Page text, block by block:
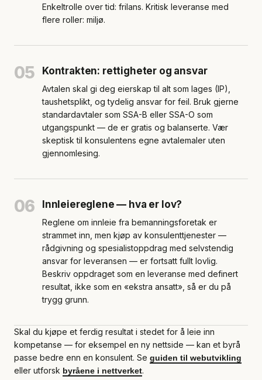
Enkeltrolle over tid: frilans. Kritisk leveranse med
flere roller: miljø.
05 Kontrakten: rettigheter og ansvar
Avtalen skal gi deg eierskap til alt som lages (IP),
taushetsplikt, og tydelig ansvar for feil. Bruk gjerne
standardavtaler som SSA-B eller SSA-O som
utgangspunkt — de er gratis og balanserte. Vær
skeptisk til konsulentens egne avtalemaler uten
gjennomlesing.
06 Innleiereglene — hva er lov?
Reglene om innleie fra bemanningsforetak er
strammet inn, men kjøp av konsulenttjenester —
rådgivning og spesialistoppdrag med selvstendig
ansvar for leveransen — er fortsatt fullt lovlig.
Beskriv oppdraget som en leveranse med definert
resultat, ikke som en «ekstra ansatt», så er du på
trygg grunn.
Skal du kjøpe et ferdig resultat i stedet for å leie inn
kompetanse — for eksempel en ny nettside — kan et byrå
passe bedre enn en konsulent. Se guiden til webutvikling
eller utforsk byråene i nettverket.